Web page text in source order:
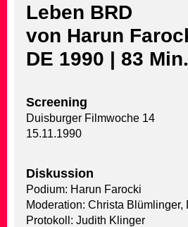
Leben BRD
von Harun
DE 1990 | 83 Min.
Screening
Duisburger Filmwoche 14
15.11.1990
Diskussion
Podium: Harun Farocki
Moderation: Christa Blümlinger,
Protokoll: Judith Klinger